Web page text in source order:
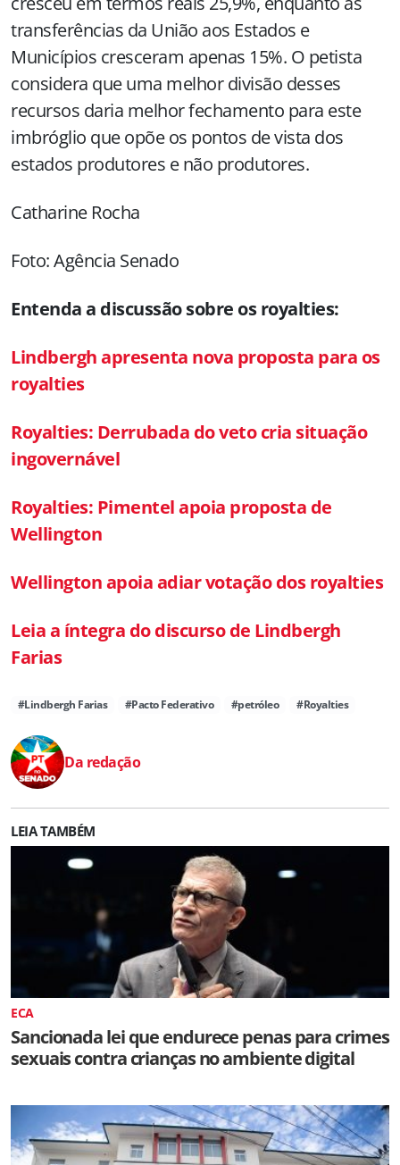
transferências da União aos Estados e
Municípios cresceram apenas 15%. O petista
considera que uma melhor divisão desses
recursos daria melhor fechamento para este
imbróglio que opõe os pontos de vista dos
estados produtores e não produtores.
Catharine Rocha
Foto: Agência Senado
Entenda a discussão sobre os royalties:
Lindbergh apresenta nova proposta para os
royalties
Royalties: Derrubada do veto cria situação
ingovernável
Royalties: Pimentel apoia proposta de
Wellington
Wellington apoia adiar votação dos royalties
Leia a íntegra do discurso de Lindbergh
Farias
#Lindbergh Farias #Pacto Federativo #petróleo #Royalties
Da redação
LEIA TAMBÉM
ECA
Sancionada lei que endurece penas para crimes
sexuais contra crianças no ambiente digital